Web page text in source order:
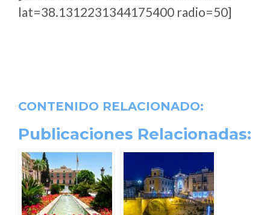
lat=38.1312231344175400 radio=50]
CONTENIDO RELACIONADO:
Publicaciones Relacionadas: